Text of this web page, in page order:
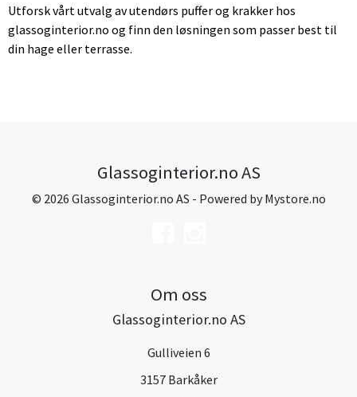
Utforsk vårt utvalg av utendørs puffer og krakker hos
glassoginterior.no og finn den løsningen som passer best til
din hage eller terrasse.
Glassoginterior.no AS
© 2026 Glassoginterior.no AS - Powered byMystore.no
Om oss
Glassoginterior.no AS
Gulliveien 6
3157 Barkåker